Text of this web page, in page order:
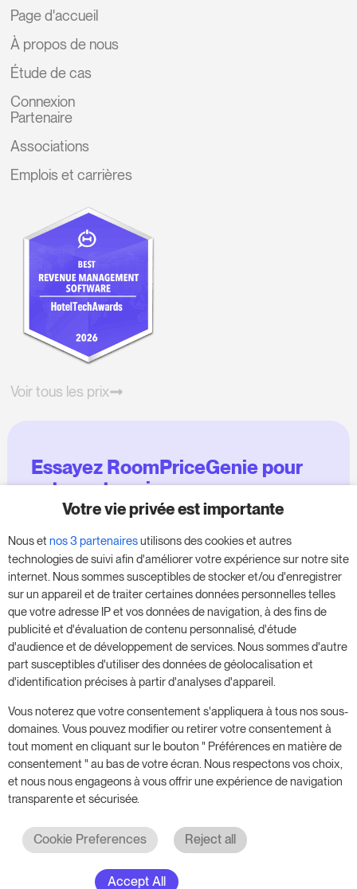
Page d'accueil
À propos de nous
Étude de cas
Connexion
Partenaire
Associations
Emplois et carrières
Voir tous les prix
Essayez RoomPriceGenie pour
votre entreprise
donnez un coup de fouet à votre entreprise,
sans aucune obligation.
Réservez une réunion pour commencer votre
essai gratuit de 14 jours.
Prenez rendez-vous
Votre vie privée est importante
Nous et nos 3 partenairesutilisons des cookies et autres
technologies de suivi afin d'améliorer votre expérience sur notre site
internet. Nous sommes susceptibles de stocker et/ou d'enregistrer
sur un appareil et de traiter certaines données personnelles telles
que votre adresse IP et vos données de navigation, à des fins de
publicité et d'évaluation de contenu personnalisé, d'étude
d'audience et de développement de services. Nous sommes d'autre
part susceptibles d'utiliser des données de géolocalisation et
d'identification précises à partir d'analyses d'appareil.
Vous noterez que votre consentement s'appliquera à tous nos sous-
domaines. Vous pouvez modifier ou retirer votre consentement à
tout moment en cliquant sur le bouton " Préférences en matière de
consentement " au bas de votre écran. Nous respectons vos choix,
et nous nous engageons à vous offrir une expérience de navigation
transparente et sécurisée.
Cookie Preferences Reject all
Accept All